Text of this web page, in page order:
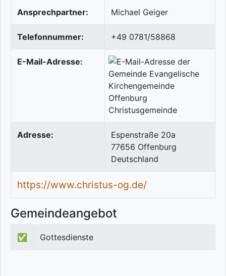
Ansprechpartner: Michael Geiger
Telefonnummer: +49 0781/58868
E-Mail-Adresse:
Adresse:
Espenstraße 20a
77656 Offenburg
Deutschland
https://www.christus-og.de/
Gemeindeangebot
✅ Gottesdienste